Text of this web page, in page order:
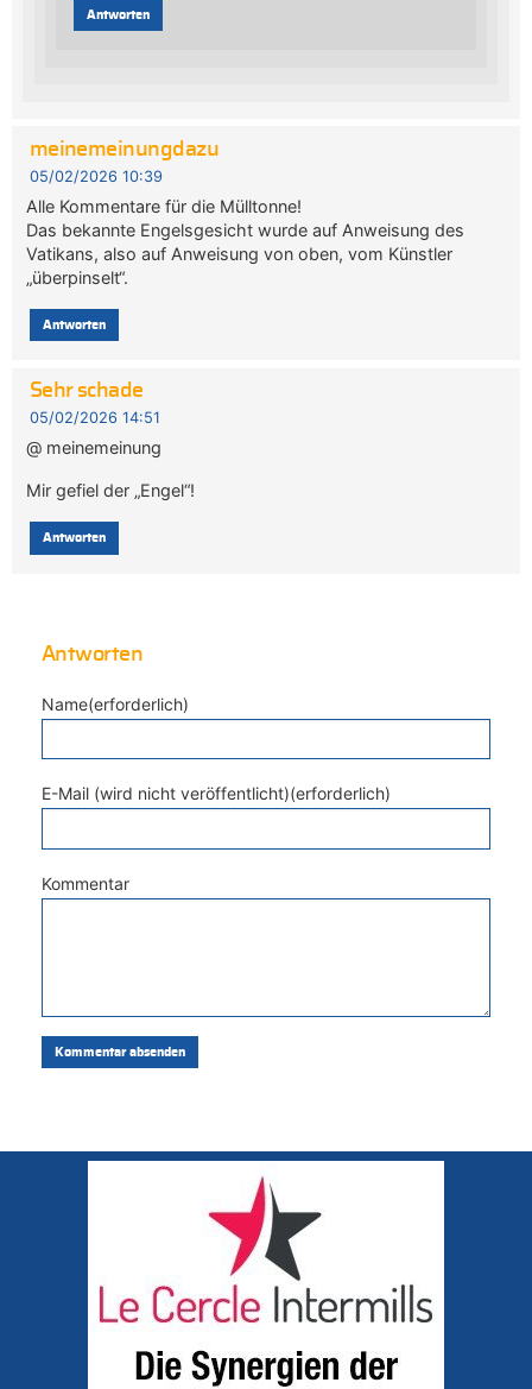
Antworten
meinemeinungdazu
05/02/2026 10:39
Alle Kommentare für die Mülltonne!
Das bekannte Engelsgesicht wurde auf Anweisung des
Vatikans, also auf Anweisung von oben, vom Künstler
„überpinselt“.
Antworten
Sehr schade
05/02/2026 14:51
@ meinemeinung
Mir gefiel der „Engel“!
Antworten
Antworten
Name(erforderlich)
E-Mail (wird nicht veröffentlicht)(erforderlich)
Kommentar